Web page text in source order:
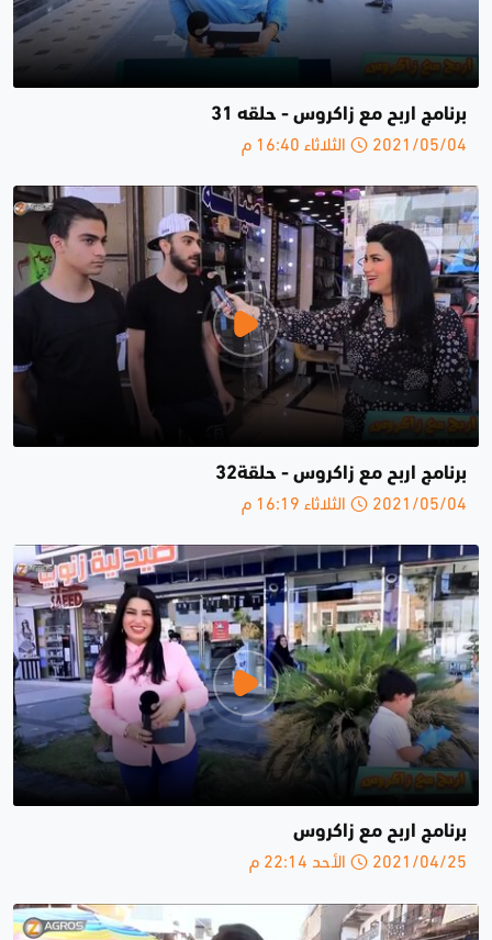
برنامج اربح مع زاكروس - حلقە 31
2021/05/04 الثلاثاء 16:40 م
برنامج اربح مع زاكروس - حلقة32
2021/05/04 الثلاثاء 16:19 م
برنامج اربح مع زاكروس
2021/04/25 الأحد 22:14 م